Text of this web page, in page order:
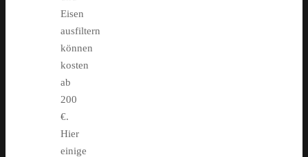
Eisen
ausfiltern
können
kosten
ab
200
€.
Hier
einige